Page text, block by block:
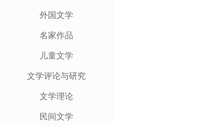
外国文学
名家作品
儿童文学
文学评论与研究
文学理论
民间文学